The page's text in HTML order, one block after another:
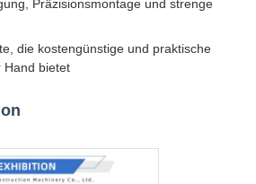
Präzisionsmontage und strenge
die kostengünstige und praktische
Hand bietet